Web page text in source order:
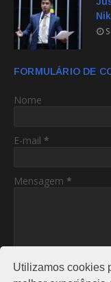
Utilizamos cookies
FORMULÁRIO DE
Nome
E-mail *
Mensagem *